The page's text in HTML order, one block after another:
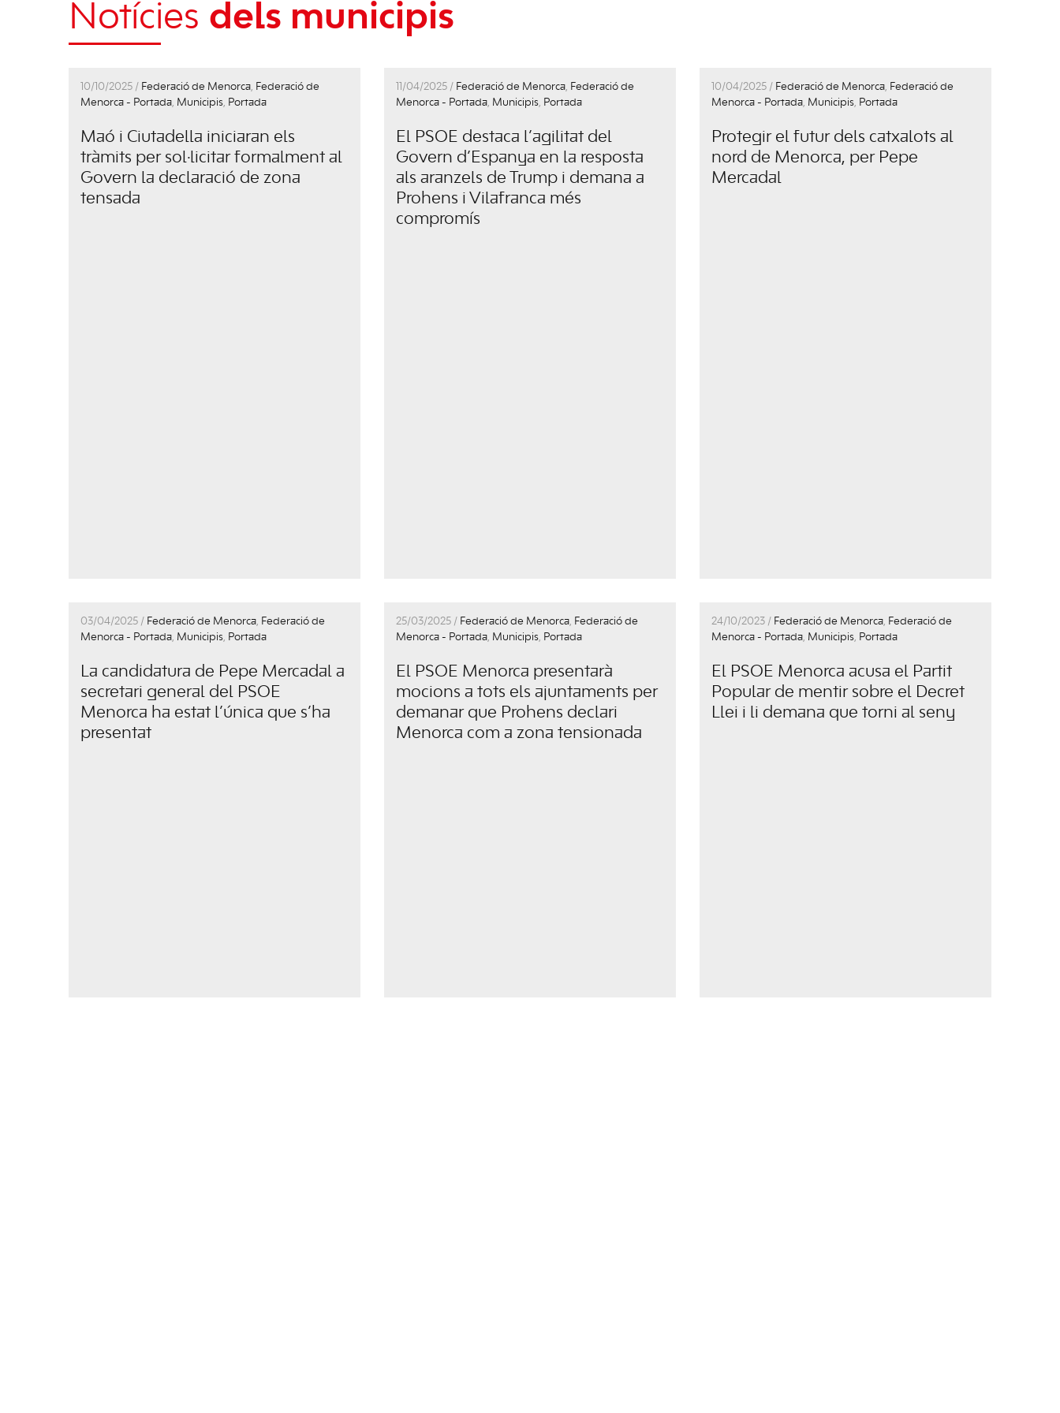
Notícies dels municipis
10/10/2025 / Federació de Menorca, Federació de
Menorca - Portada, Municipis, Portada
Maó i Ciutadella iniciaran els
tràmits per sol·licitar formalment al
Govern la declaració de zona
tensada
11/04/2025 / Federació de Menorca, Federació de
Menorca - Portada, Municipis, Portada
El PSOE destaca l’agilitat del
Govern d’Espanya en la resposta
als aranzels de Trump i demana a
Prohens i Vilafranca més
compromís
10/04/2025 / Federació de Menorca, Federació de
Menorca - Portada, Municipis, Portada
Protegir el futur dels catxalots al
nord de Menorca, per Pepe
Mercadal
03/04/2025 / Federació de Menorca, Federació de
Menorca - Portada, Municipis, Portada
La candidatura de Pepe Mercadal a
secretari general del PSOE
Menorca ha estat l’única que s’ha
presentat
25/03/2025 / Federació de Menorca, Federació de
Menorca - Portada, Municipis, Portada
El PSOE Menorca presentarà
mocions a tots els ajuntaments per
demanar que Prohens declari
Menorca com a zona tensionada
24/10/2023 / Federació de Menorca, Federació de
Menorca - Portada, Municipis, Portada
El PSOE Menorca acusa el Partit
Popular de mentir sobre el Decret
Llei i li demana que torni al seny